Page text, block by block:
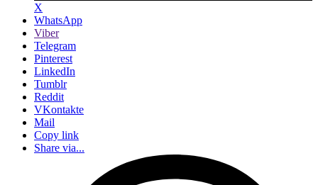
X
WhatsApp
Viber
Telegram
Pinterest
LinkedIn
Tumblr
Reddit
VKontakte
Mail
Copy link
Share via...